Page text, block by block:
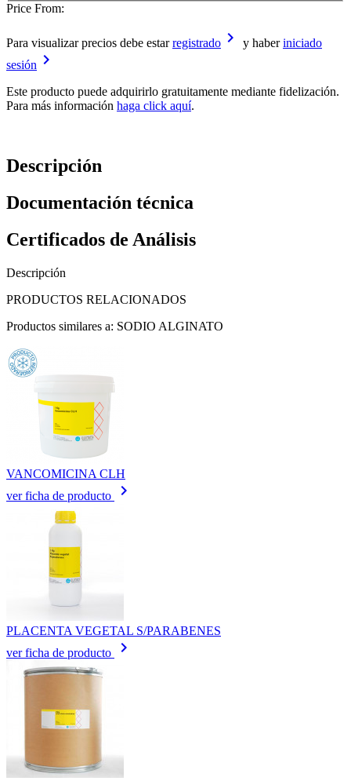
Price From:
Para visualizar precios debe estarregistrado keyboard_arrow_right y haberiniciado
sesión keyboard_arrow_right
Este producto puede adquirirlo gratuitamente mediante fidelización.
Para más información haga click aquí.
Descripción
Documentación técnica
Certificados de Análisis
Descripción
PRODUCTOS RELACIONADOS
Productos similares a: SODIO ALGINATO
VANCOMICINA CLH
ver ficha de producto
keyboard_arrow_right
PLACENTA VEGETAL S/PARABENES
ver ficha de producto
keyboard_arrow_right